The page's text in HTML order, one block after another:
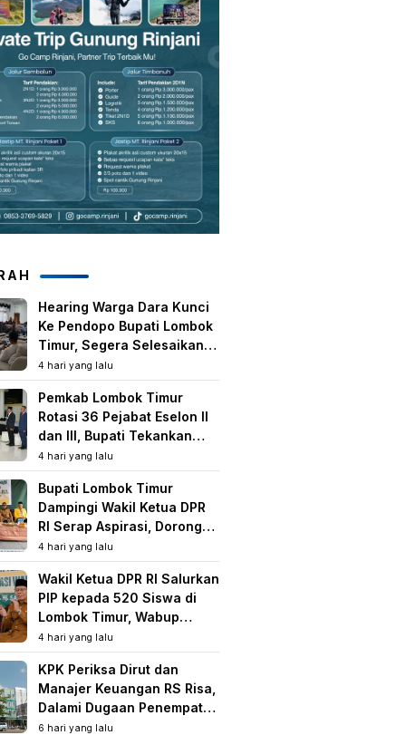
Hearing Warga Dara Kunci
Ke Pendopo Bupati Lombok
Timur, Segera Selesaikan
Konflik Agraria Eks HGU
Tanjung Kenanga
4 hari yang lalu
Pemkab Lombok Timur
Rotasi 36 Pejabat Eselon II
dan III, Bupati Tekankan
Peningkatan Kinerja dan
Pelayanan Publik
4 hari yang lalu
Bupati Lombok Timur
Dampingi Wakil Ketua DPR
RI Serap Aspirasi, Dorong
Program Strategis untuk
Kesejahteraan Masyarakat
4 hari yang lalu
Wakil Ketua DPR RI Salurkan
PIP kepada 520 Siswa di
Lombok Timur, Wabup
Tekankan Pentingnya
Pendidikan dan
Pencegahan Perkawinan
Anak
4 hari yang lalu
KPK Periksa Dirut dan
Manajer Keuangan RS Risa,
Dalami Dugaan Penempatan
Dana Rp2,25 Miliar oleh
6 hari yang lalu